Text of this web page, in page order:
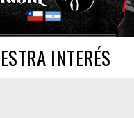
INTERÉS